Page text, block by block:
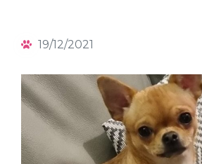
19/12/2021